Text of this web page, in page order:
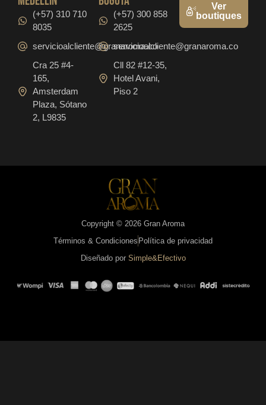
(+57) 310 710
8035
servicioalcliente@granaroma.co
Cra 25 #4-
165,
Amsterdam
Plaza, Sótano
2, L9835
(+57) 300 858
2625
servicioalcliente@granaroma.co
Cll 82 #12-35,
Hotel Avani,
Piso 2
Ver
boutiques
Copyright © 2026 Gran Aroma
Términos & Condiciones Política de privacidad
Diseñado por Simple&Efectivo